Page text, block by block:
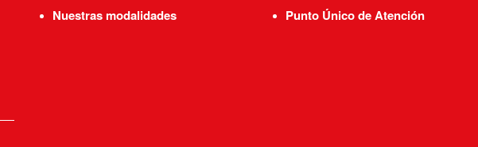
Nuestras modalidades
Punto Único de Atención